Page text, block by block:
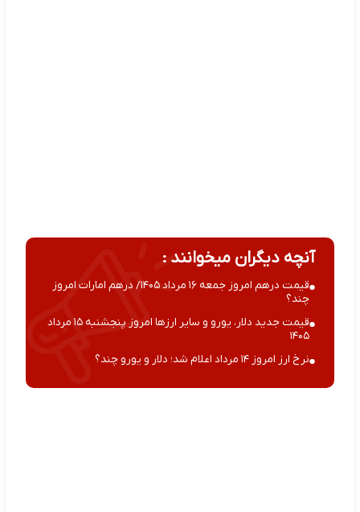
آنچه دیگران میخوانند :
قیمت درهم امروز جمعه ۱۶ مرداد ۱۴۰۵/ درهم امارات امروز
چند؟
قیمت جدید دلار، یورو و سایر ارزها امروز پنجشنبه ۱۵ مرداد
۱۴۰۵
نرخ ارز امروز ۱۴ مرداد اعلام شد؛ دلار و یورو چند؟